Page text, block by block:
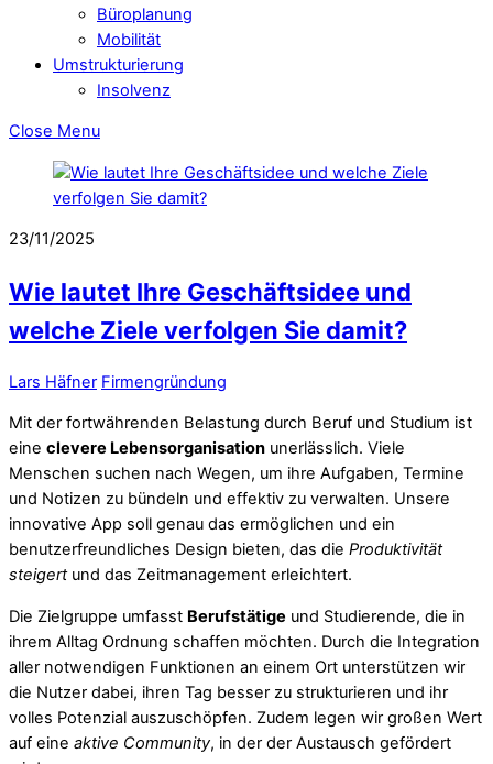
Büroplanung
Mobilität
Umstrukturierung
Insolvenz
Close Menu
23/11/2025
Wie lautet Ihre Geschäftsidee und
welche Ziele verfolgen Sie damit?
Lars Häfner Firmengründung
Mit der fortwährenden Belastung durch Beruf und Studium ist
eine clevere Lebensorganisation unerlässlich. Viele
Menschen suchen nach Wegen, um ihre Aufgaben, Termine
und Notizen zu bündeln und effektiv zu verwalten. Unsere
innovative App soll genau das ermöglichen und ein
benutzerfreundliches Design bieten, das die Produktivität
steigertund das Zeitmanagement erleichtert.
Die Zielgruppe umfasst Berufstätige und Studierende, die in
ihrem Alltag Ordnung schaffen möchten. Durch die Integration
aller notwendigen Funktionen an einem Ort unterstützen wir
die Nutzer dabei, ihren Tag besser zu strukturieren und ihr
volles Potenzial auszuschöpfen. Zudem legen wir großen Wert
auf eine aktive Community, in der der Austausch gefördert